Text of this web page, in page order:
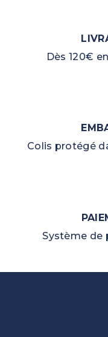
Dès 120€
Colis protégé
Système de